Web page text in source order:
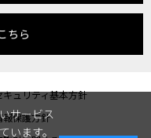
ちら
キュリティ基本方針
報保護方針
サービス
います。